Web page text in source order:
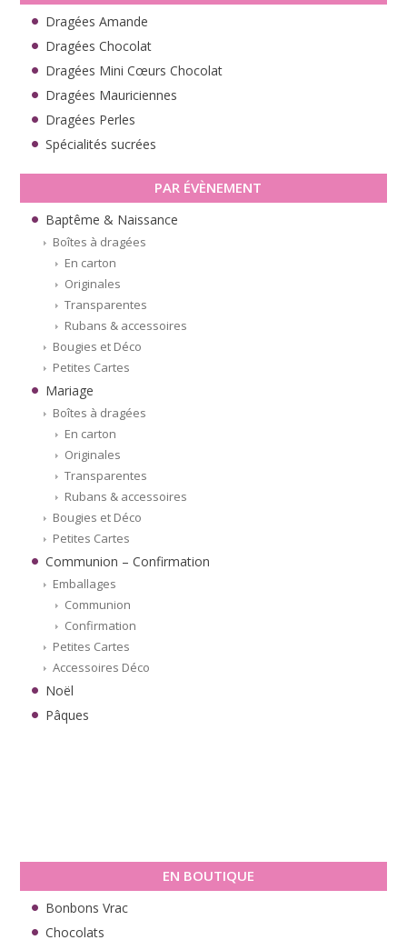
Dragées Amande
Dragées Chocolat
Dragées Mini Cœurs Chocolat
Dragées Mauriciennes
Dragées Perles
Spécialités sucrées
PAR ÉVÈNEMENT
Baptême & Naissance
Boîtes à dragées
En carton
Originales
Transparentes
Rubans & accessoires
Bougies et Déco
Petites Cartes
Mariage
Boîtes à dragées
En carton
Originales
Transparentes
Rubans & accessoires
Bougies et Déco
Petites Cartes
Communion – Confirmation
Emballages
Communion
Confirmation
Petites Cartes
Accessoires Déco
Noël
Pâques
EN BOUTIQUE
Bonbons Vrac
Chocolats